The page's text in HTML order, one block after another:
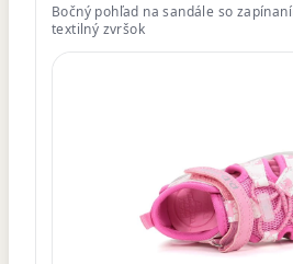
Bočný pohľad na sandále so
textilný zvršok